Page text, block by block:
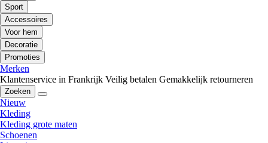
Sport
Accessoires
Voor hem
Decoratie
Promoties
Merken
Klantenservice in Frankrijk Veilig betalen Gemakkelijk retourneren
Zoeken
Nieuw
Kleding
Kleding grote maten
Schoenen